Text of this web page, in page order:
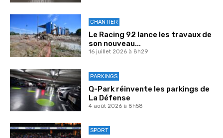
CHANTIER
Le Racing 92 lance les travaux de
son nouveau...
16 juillet 2026 à 8h29
PARKINGS
Q-Park réinvente les parkings de
La Défense
4 août 2026 à 8h58
SPORT